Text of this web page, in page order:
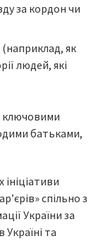
за кордон чи
(наприклад, як
людей, які
ключовими
батьками,
спільно з
України за
та